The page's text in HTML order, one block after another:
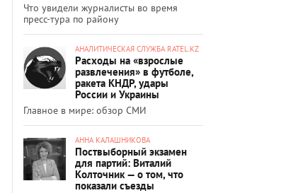
Что увидели журналисты во время
пресс-тура по району
АНАЛИТИЧЕСКАЯ СЛУЖБА RATEL.KZ
Расходы на «взрослые
развлечения» в футболе,
ракета КНДР, удары
России и Украины
Главное в мире: обзор СМИ
АННА КАЛАШНИКОВА
Поствыборный экзамен
для партий: Виталий
Колточник — о том, что
показали съезды